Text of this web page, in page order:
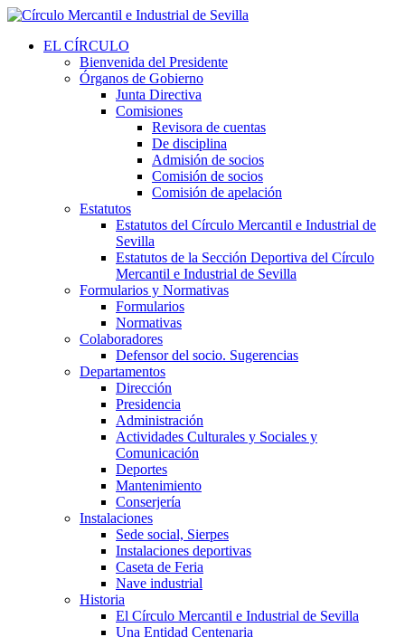
EL CÍRCULO
Bienvenida del Presidente
Órganos de Gobierno
Junta Directiva
Comisiones
Revisora de cuentas
De disciplina
Admisión de socios
Comisión de socios
Comisión de apelación
Estatutos
Estatutos del Círculo Mercantil e Industrial de
Sevilla
Estatutos de la Sección Deportiva del Círculo
Mercantil e Industrial de Sevilla
Formularios y Normativas
Formularios
Normativas
Colaboradores
Defensor del socio. Sugerencias
Departamentos
Dirección
Presidencia
Administración
Actividades Culturales y Sociales y
Comunicación
Deportes
Mantenimiento
Conserjería
Instalaciones
Sede social, Sierpes
Instalaciones deportivas
Caseta de Feria
Nave industrial
Historia
El Círculo Mercantil e Industrial de Sevilla
Una Entidad Centenaria